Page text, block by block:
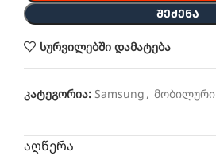
ᲨᲔᲫᲔᲜᲐ
სურვილებში დამატება
კატეგორია: Samsung , მობილური
აღწერა